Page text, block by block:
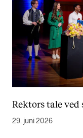
Kommunikasjon
Rom og bygg
Alle hjelpesider
Rektors tale ved
29. juni 2026